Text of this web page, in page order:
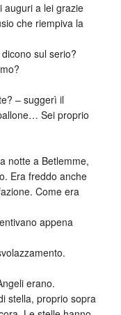
auguri a lei grazie
che riempiva la
sul serio?
– suggerì il
Sei proprio
notte a Betlemme,
Era freddo anche
Come era
appena
erano.
stella, proprio sopra